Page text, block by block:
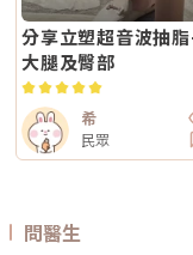
分享立塑超音波抽
大腿及臀部
希
民眾
問醫生